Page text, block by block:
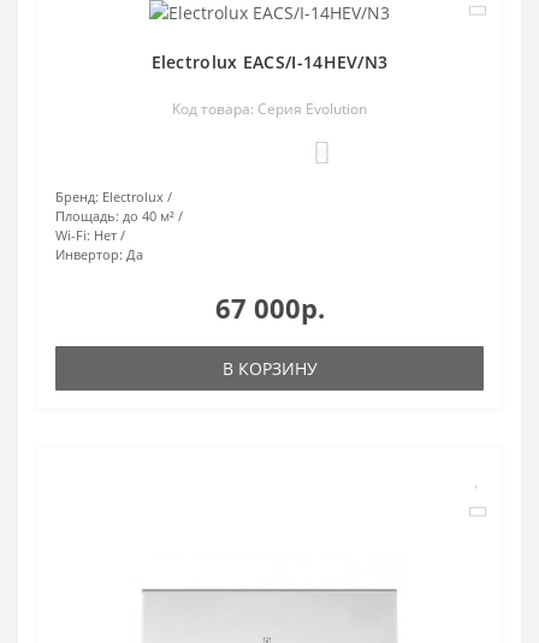
Electrolux EACS/I-14HEV/N3
Код товара: Серия Evolution
Бренд: Electrolux
Площадь: до 40 м²
Wi-Fi: Нет
Инвертор: Да
67 000р.
В КОРЗИНУ